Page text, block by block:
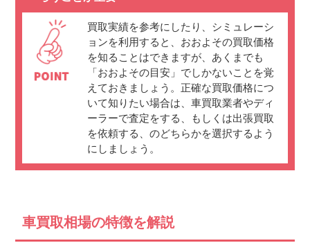
買取実績を参考にしたり、シミュレーシ
ョンを利用すると、おおよその買取価格
を知ることはできますが、あくまでも
「おおよその目安」でしかないことを覚
えておきましょう。正確な買取価格につ
いて知りたい場合は、車買取業者やディ
ーラーで査定をする、もしくは出張買取
を依頼する、のどちらかを選択するよう
にしましょう。
車買取相場の特徴を解説